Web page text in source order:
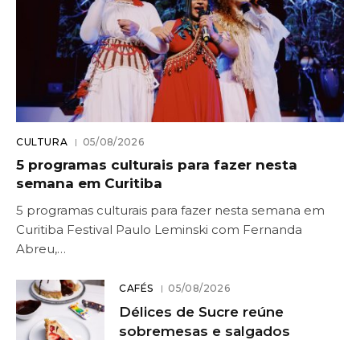
CULTURA 05/08/2026
5 programas culturais para fazer nesta
semana em Curitiba
5 programas culturais para fazer nesta semana em
Curitiba Festival Paulo Leminski com Fernanda
Abreu,…
CAFÉS 05/08/2026
Délices de Sucre reúne
sobremesas e salgados